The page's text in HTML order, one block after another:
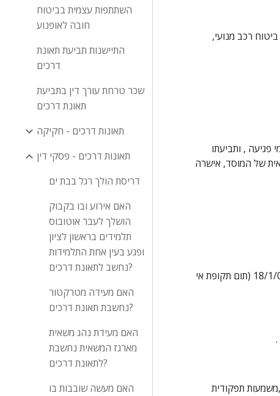
השתתפות עצמית בביטוח
חובה לאופנוע
התיישנות תביעת תאונת
דרכים
שכר טרחת עורך דין בתביעת
תאונת דרכים
תאונות דרכים - חקיקה
תאונות דרכים - פסקי דין
דריסת הולך רגל בבת ים
האם אירוע ובו בקבוק
הושלך לעבר אוטובוס
תלמידים בראשון לציון
ופגע בעין אחת התלמידות
נחשב לתאונת דרכים?
האם מעידה מטרקטור
נחשבת תאונת דרכים?
האם מעידת נהג משאית
מארגז המשאית נחשבת
לתאונת דרכים?
האם מעשה שובבות בו